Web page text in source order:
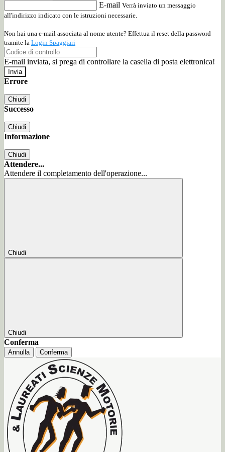
E-mail Verrà inviato un messaggio
all'indirizzo indicato con le istruzioni necessarie.
Non hai una e-mail associata al nome utente? Effettua il reset della password
tramite la Login Spaggiari
E-mail inviata, si prega di controllare la casella di posta elettronica!
Errore
Chiudi
Successo
Chiudi
Informazione
Chiudi
Attendere...
Attendere il completamento dell'operazione...
Chiudi
Chiudi
Conferma
Annulla Conferma